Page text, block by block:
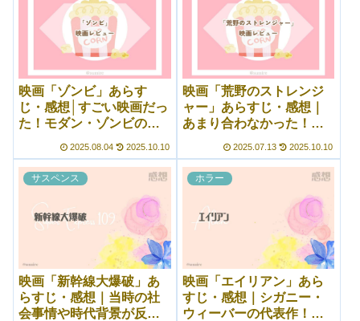
映画「ゾンビ」あらす
じ・感想│すごい映画だっ
た！モダン・ゾンビの第
ロ監督
2025.08.04 2025.10.10
映画「荒野のストレンジ
ャー」あらすじ・感想｜
あまり合わなかった！西
ど……
2025.07.13 2025.10.10
サスペンス
映画「新幹線大爆破」あ
らすじ・感想｜当時の社
会事情や時代背景が反映
ホラー
映画「エイリアン」あら
すじ・感想｜シガニー・
ウィーバーの代表作！デ